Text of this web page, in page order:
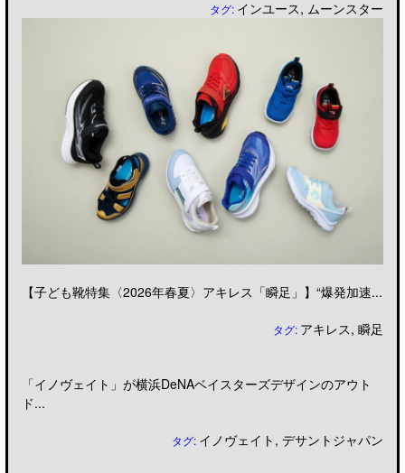
タグ: インユース, ムーンスター
【子ども靴特集〈2026年春夏〉アキレス「瞬足」】“爆発加速...
タグ: アキレス,瞬足
「イノヴェイト」が横浜DeNAベイスターズデザインのアウト
ド...
タグ: イノヴェイト ,デサントジャパン